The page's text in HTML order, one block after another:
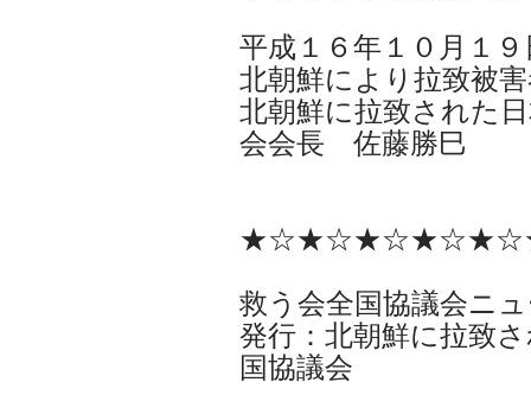
平成１６年１０月１９
北朝鮮により拉致被
北朝鮮に拉致された
会会長 佐藤勝巳
救う会全国協議会ニ
発行：北朝鮮に拉致
国協議会